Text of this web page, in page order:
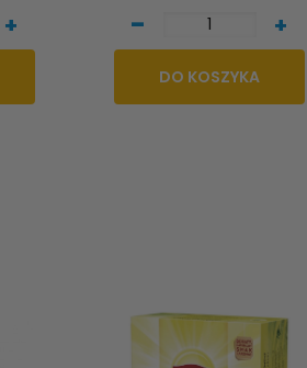
+ - +
DO KOSZYKA